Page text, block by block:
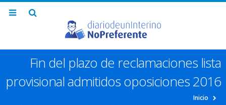
Fin del plazo de reclamaciones lista
provisional admitidos oposiciones 2016
Inicio